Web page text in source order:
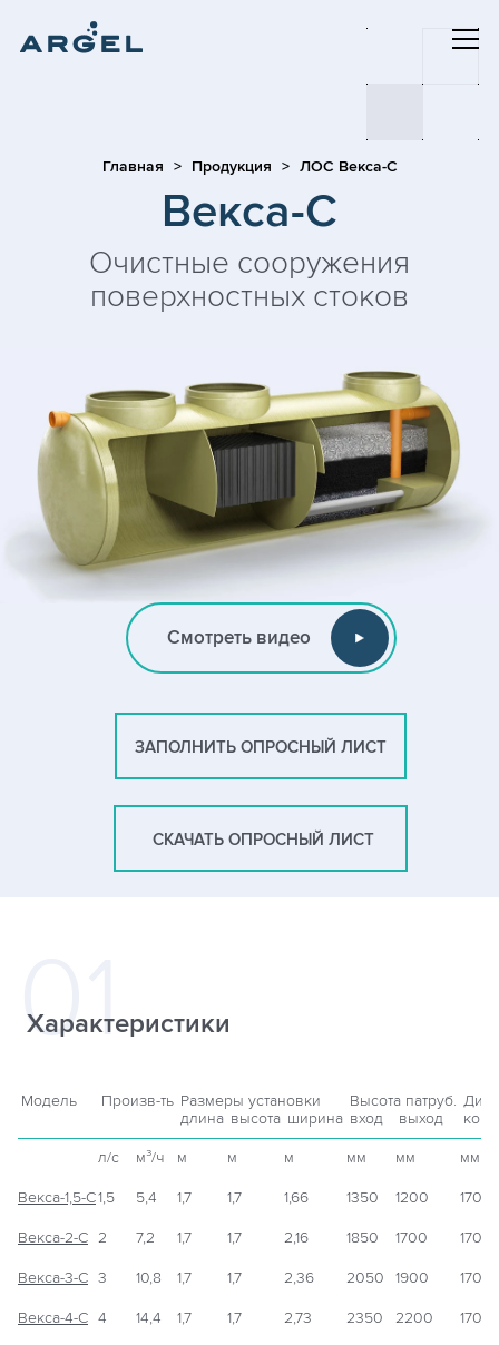
Главная Продукция ЛОС Векса-С
Векса-С
Очистные сооружения
поверхностных стоков
ЗАПОЛНИТЬ ОПРОСНЫЙ ЛИСТ
СКАЧАТЬ ОПРОСНЫЙ ЛИСТ
Смотреть видео
Характеристики
Модель Произв-ть Размеры установки Высота патруб.
длина высота ширина вход выход
л/с м³/ч м м м мм мм мм
Векса-1,5-С1,5 5,4 1,7 1,7 1,66 1350 1200 1700
Векса-2-С 2 7,2 1,7 1,7 2,16 1850 1700 1700
Векса-3-С 3 10,8 1,7 1,7 2,36 2050 1900 1700
Векса-4-С 4 14,4 1,7 1,7 2,73 2350 2200 1700